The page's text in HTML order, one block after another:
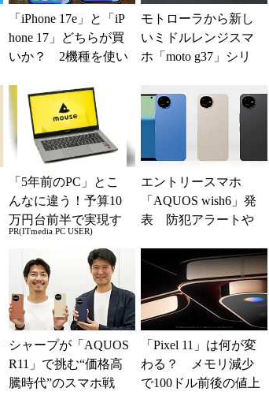
「iPhone 17e」と「iP
hone 17」どちらが買
いか？ 2機種を使い
ッ...
モトローラから新し
いミドルレンジスマ
ホ「moto g37」シリ
ンク、楽天モバイ
ル、...
「5年前のPC」とこ
んなに違う！予算10
万円台前半で実現す
る快適PCライフ
PR(ITmedia PC USER)
エントリースマホ
「AQUOS wish6」発
表 防犯アラートや
ト機能
シャープが「AQUOS
R11」で挑む“価格高
騰時代”のスマホ戦
「Pixel 11」は何が変
わる？ メモリ減少
で100ドル前後の値上